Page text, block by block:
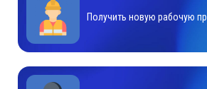
Получить новую рабочую